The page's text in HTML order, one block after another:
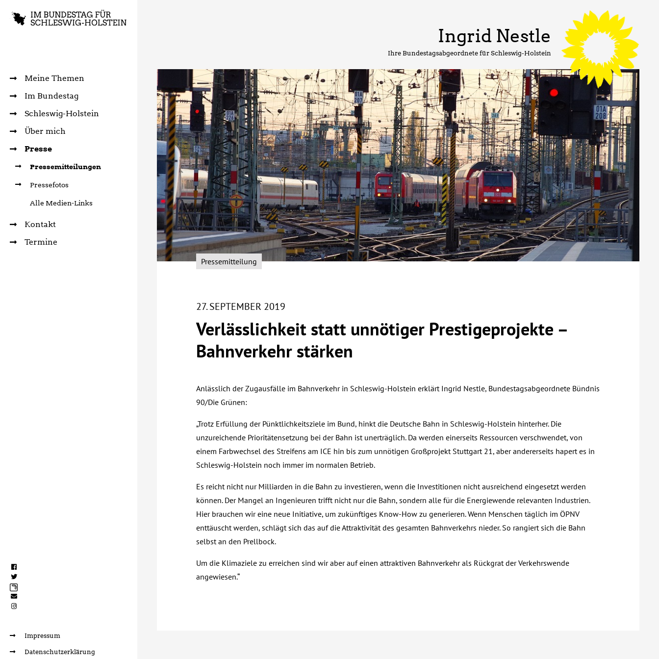
Meine Themen
Im Bundestag
Schleswig-Holstein
Über mich
Presse
Pressemitteilungen
Pressefotos
Alle Medien-Links
Kontakt
Termine
Impressum
Datenschutzerklärung
Ingrid Nestle
Ihre Bundestagsabgeordnete für Schleswig-Holstein
Pressemitteilung
27. SEPTEMBER 2019
Verlässlichkeit statt unnötiger Prestigeprojekte –
Bahnverkehr stärken
Anlässlich der Zugausfälle im Bahnverkehr in Schleswig-Holstein erklärt Ingrid Nestle, Bundestagsabgeordnete Bündnis
90/Die Grünen:
„Trotz Erfüllung der Pünktlichkeitsziele im Bund, hinkt die Deutsche Bahn in Schleswig-Holstein hinterher. Die
unzureichende Prioritätensetzung bei der Bahn ist unerträglich. Da werden einerseits Ressourcen verschwendet, von
einem Farbwechsel des Streifens am ICE hin bis zum unnötigen Großprojekt Stuttgart 21, aber andererseits hapert es in
Schleswig-Holstein noch immer im normalen Betrieb.
Es reicht nicht nur Milliarden in die Bahn zu investieren, wenn die Investitionen nicht ausreichend eingesetzt werden
können. Der Mangel an Ingenieuren trifft nicht nur die Bahn, sondern alle für die Energiewende relevanten Industrien.
Hier brauchen wir eine neue Initiative, um zukünftiges Know-How zu generieren. Wenn Menschen täglich im ÖPNV
enttäuscht werden, schlägt sich das auf die Attraktivität des gesamten Bahnverkehrs nieder. So rangiert sich die Bahn
selbst an den Prellbock.
Um die Klimaziele zu erreichen sind wir aber auf einen attraktiven Bahnverkehr als Rückgrat der Verkehrswende
angewiesen.“